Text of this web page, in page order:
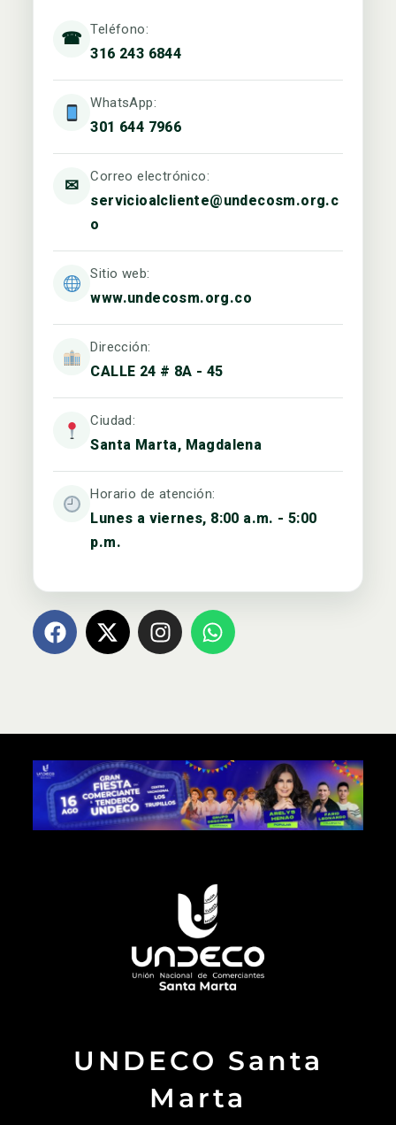
☎ Teléfono:
316 243 6844
WhatsApp:
301 644 7966
✉ Correo electrónico:
servicioalcliente@undecosm.org.c
o
Sitio web:
www.undecosm.org.co
Dirección:
CALLE 24 # 8A - 45
Ciudad:
Santa Marta, Magdalena
Horario de atención:
Lunes a viernes, 8:00 a.m. - 5:00
p.m.
UNDECO Santa
Marta